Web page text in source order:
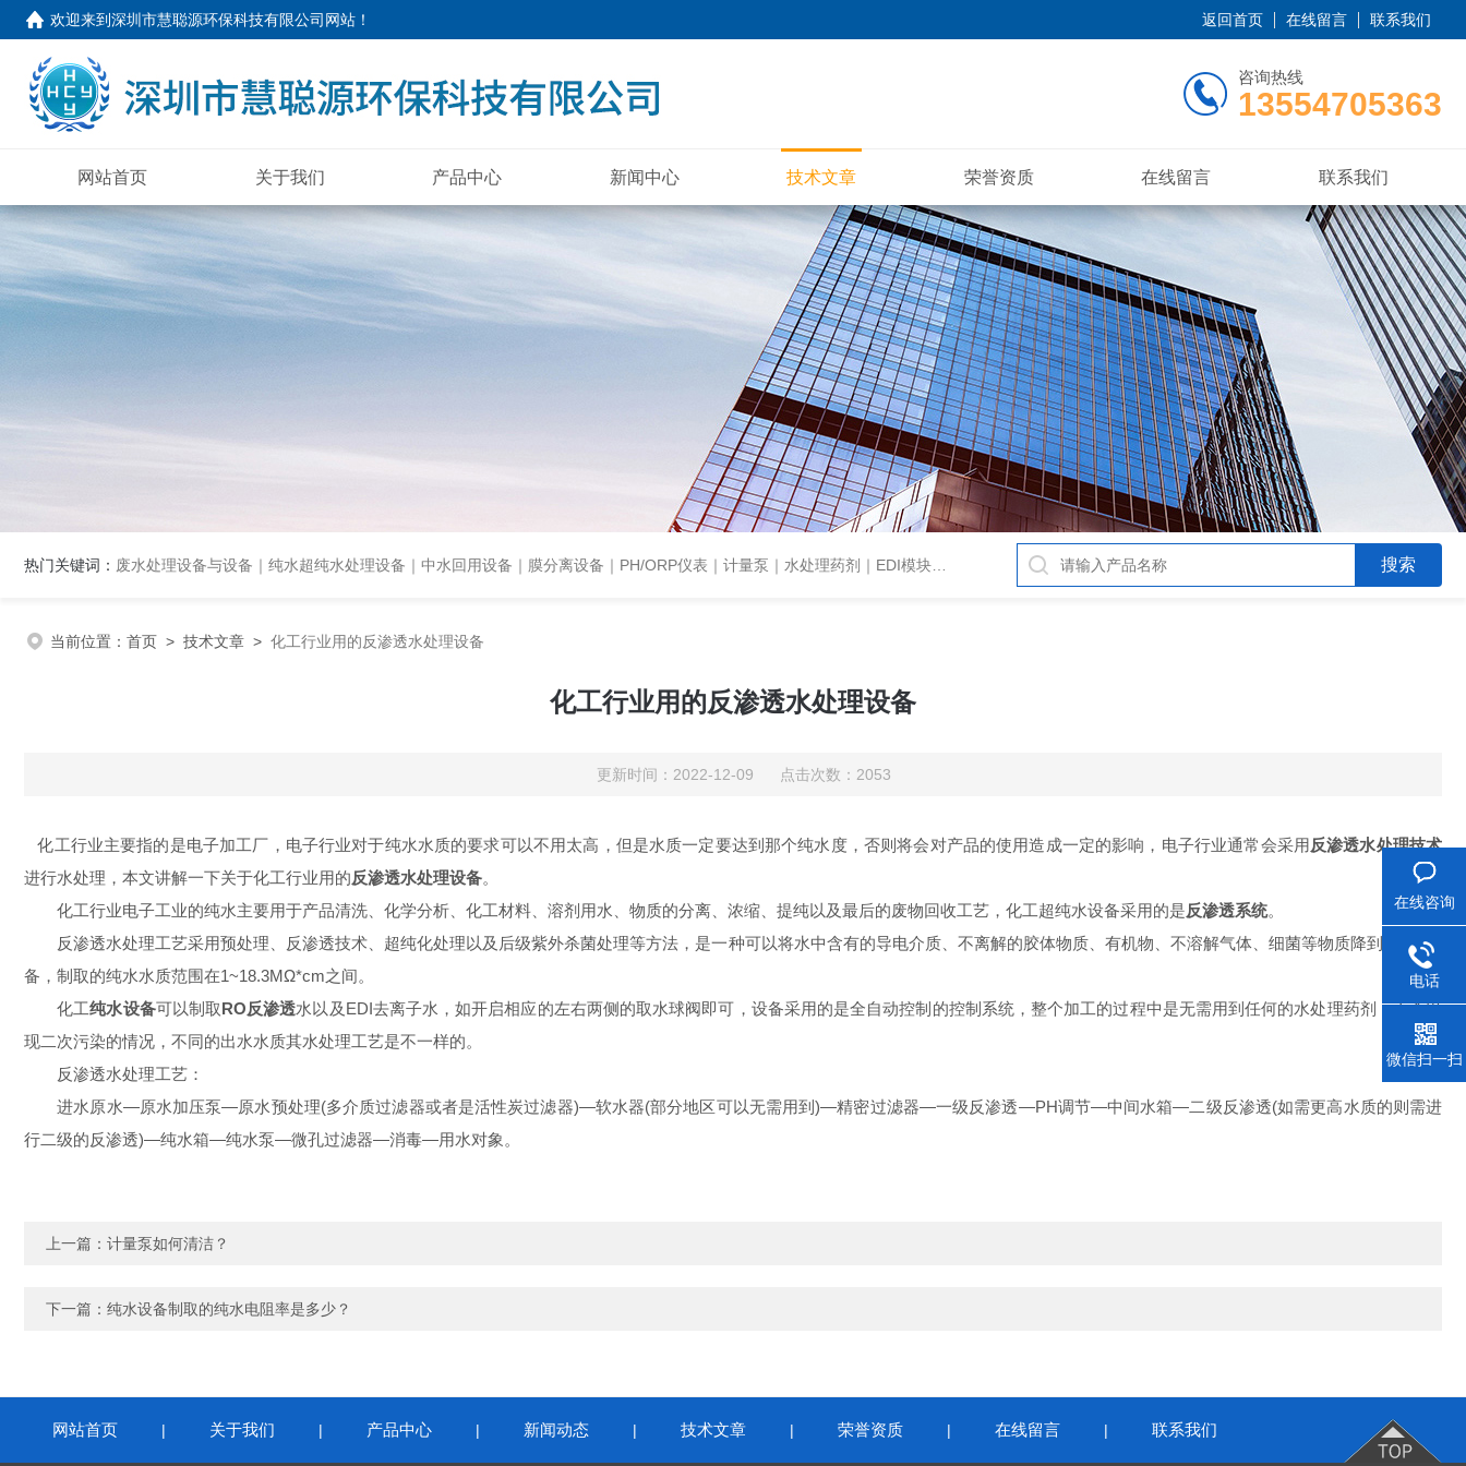
欢迎来到深圳市慧聪源环保科技有限公司网站 ！ 返回首页 在线留言 联系我们
咨询热线
13554705363
网站首页 关于我们 产品中心 新闻中心 技术文章 荣誉资质 在线留言 联系我们
热门关键词： 废水处理设备与设备｜纯水超纯水处理设备｜中水回用设备｜膜分离设备｜PH/ORP仪表｜计量泵｜水处理药剂｜EDI模块代理｜EDI模块维修
当前位置： 首页 > 技术文章 > 化工行业用的反渗透水处理设备
化工行业用的反渗透水处理设备
更新时间：2022-12-09 点击次数：2053
化工行业主要指的是电子加工厂，电子行业对于纯水水质的要求可以不用太高，但是水质一定要达到那个纯水度，否则将会对产品的使用造成一定的影响，电子行业通常会采用 反渗透水处理技术
进行水处理，本文讲解一下关于化工行业用的反渗透水处理设备。
化工行业电子工业的纯水主要用于产品清洗、化学分析、化工材料、溶剂用水、物质的分离、浓缩、提纯以及最后的废物回收工艺，化工超纯水设备采用的是反渗透系统。
反渗透水处理工艺采用预处理、反渗透技术、超纯化处理以及后级紫外杀菌处理等方法，是一种可以将水中含有的导电介质、不离解的胶体物质、有机物、不溶解气体、细菌等物质降到Z
的设
备，制取的纯水水质范围在1~18.3MΩ*cm之间。
化工纯水设备可以制取RO反渗透水以及 EDI去离子水，如开启相应的左右两侧的取水球阀即可，设备采用的是全自动控制的控制系统，整个加工的过程中是无需用到任何的水处理药剂，不会出
现二次污染的情况，不同的出水水质其水处理工艺是不一样的。
反渗透水处理工艺：
进水原水—原水加压泵—原水预处理(多介质过滤器或者是活性炭过滤器)—软水器(部分地区可以无需用到)—精密过滤器—一级反渗透—PH调节—中间水箱—二级反渗透(如需更高水质的则需进
行二级的反渗透)—纯水箱—纯水泵—微孔过滤器—消毒—用水对象。
上一篇： 计量泵如何清洁？
下一篇： 纯水设备制取的纯水电阻率是多少？
网站首页 | 关于我们 | 产品中心 | 新闻动态 | 技术文章 | 荣誉资质 | 在线留言 | 联系我们
在线咨询
电话
微信扫一扫